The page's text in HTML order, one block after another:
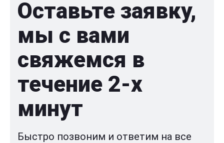
Оставьте заявку,
мы с вами
свяжемся в
течение 2-x
минут
Быстро позвоним и ответим на все